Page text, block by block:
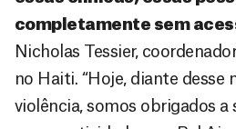
completamente sem
Nicholas Tessier,
no Haiti. “Hoje, diante desse
violência, somos obrigados a